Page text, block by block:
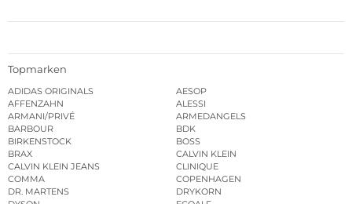
Topmarken
ADIDAS ORIGINALS
AESOP
AFFENZAHN
ALESSI
ARMANI/PRIVÉ
ARMEDANGELS
BARBOUR
BDK
BIRKENSTOCK
BOSS
BRAX
CALVIN KLEIN
CALVIN KLEIN JEANS
CLINIQUE
COMMA
COPENHAGEN
DR. MARTENS
DRYKORN